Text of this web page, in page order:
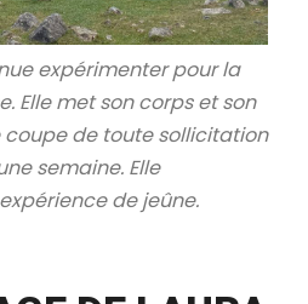
expérimenter pour la
Elle met son corps et son
coupe de toute sollicitation
semaine. Elle
de jeûne.